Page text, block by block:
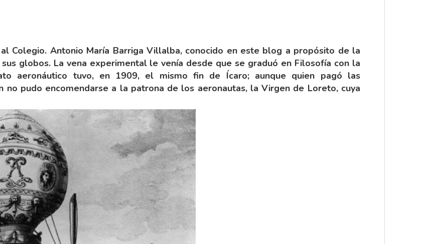
Colegio. Antonio María Barriga Villalba, conocido en este blog a propósito de la
globos. La vena experimental le venía desde que se graduó en Filosofía con la
aeronáutico tuvo, en 1909, el mismo fin de Ícaro; aunque quien pagó las
no pudo encomendarse a la patrona de los aeronautas, la Virgen de Loreto, cuya